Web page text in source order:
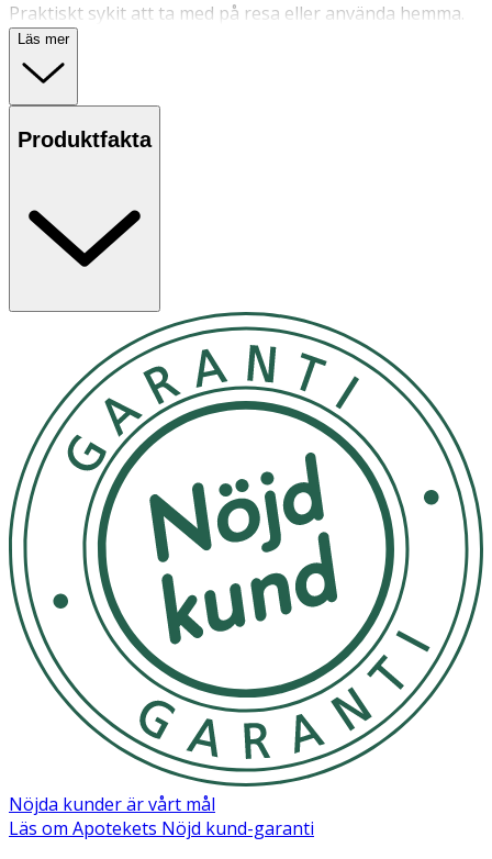
Praktiskt sykit att ta med på resa eller använda hemma.
Kittet innehåller allt som behövs för enkla
sömnadsprojekt – trådar i olika färger, knappar, sax,
nålar, säkerhets- och måttband.
Sömnadskittet har en mycket låg vikt och är behändig att
ha med på resor. Kommer i en praktisk väska som stängs
Användning
upp för långa byxor.
- Förvaras torrt och svalt.
Läs mer
Produktfakta
Nöjda kunder är vårt mål
Läs om Apotekets Nöjd kund-garanti